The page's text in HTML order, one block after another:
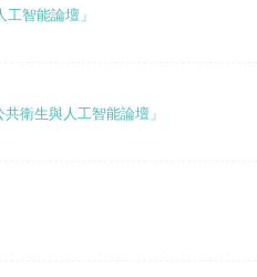
工智能論壇」
共衛生與人工智能論壇」